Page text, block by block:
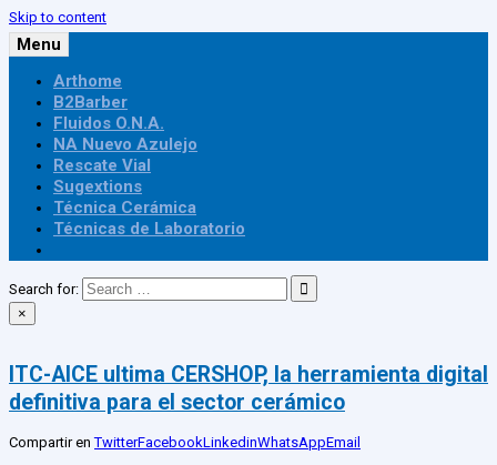
Skip to content
Publica
Menu
Arthome
B2Barber
Fluidos O.N.A.
NA Nuevo Azulejo
Rescate Vial
Sugextions
Técnica Cerámica
Técnicas de Laboratorio
Search for:
×
ITC-AICE ultima CERSHOP, la herramienta digital
definitiva para el sector cerámico
Compartir enTwitterFacebookLinkedinWhatsAppEmail